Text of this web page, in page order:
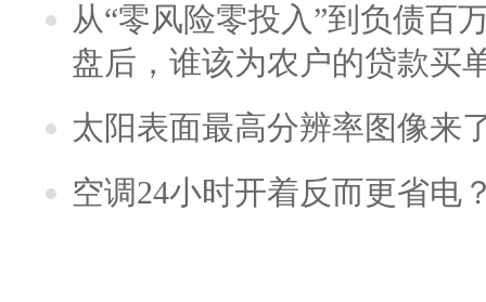
从“零风险零投入”到负债百
盘后，谁该为农户的贷款买
太阳表面最高分辨率图像来
空调24小时开着反而更省电